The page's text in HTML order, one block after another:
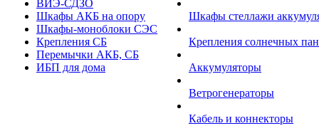
ВИЭ-СДЗО
Шкафы АКБ на опору
Шкафы-моноблоки СЭС
Крепления СБ
Перемычки АКБ, СБ
ИБП для дома
Шкафы стеллажи
Крепления солнечных
Аккумуляторы
Ветрогенераторы
Кабель и коннекторы